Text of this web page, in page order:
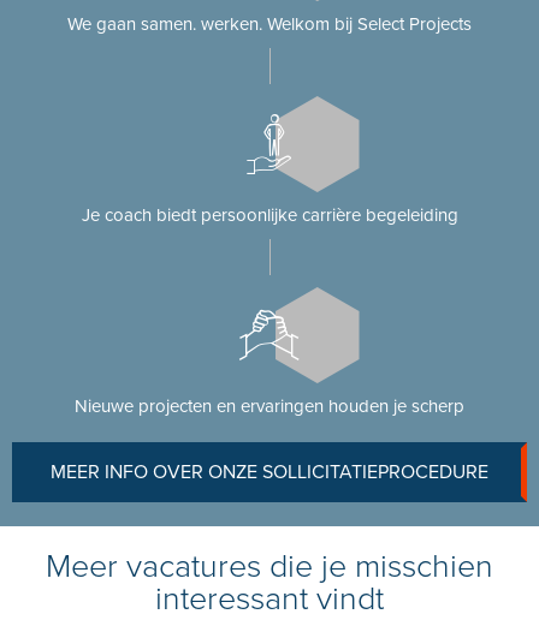
We gaan samen. werken. Welkom bij Select Projects
Je coach biedt persoonlijke carrière begeleiding
Nieuwe projecten en ervaringen houden je scherp
MEER INFO OVER ONZE SOLLICITATIEPROCEDURE
Meer vacatures die je misschien
interessant vindt